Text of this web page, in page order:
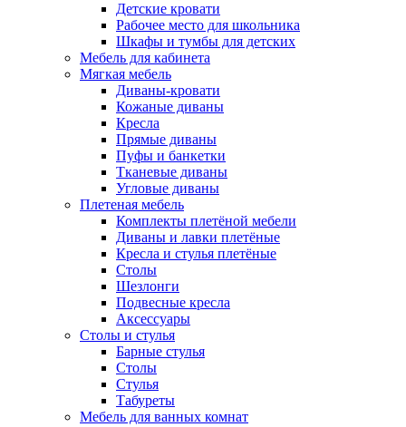
Детские кровати
Рабочее место для школьника
Шкафы и тумбы для детских
Мебель для кабинета
Мягкая мебель
Диваны-кровати
Кожаные диваны
Кресла
Прямые диваны
Пуфы и банкетки
Тканевые диваны
Угловые диваны
Плетеная мебель
Комплекты плетёной мебели
Диваны и лавки плетёные
Кресла и стулья плетёные
Столы
Шезлонги
Подвесные кресла
Аксессуары
Столы и стулья
Барные стулья
Столы
Стулья
Табуреты
Мебель для ванных комнат